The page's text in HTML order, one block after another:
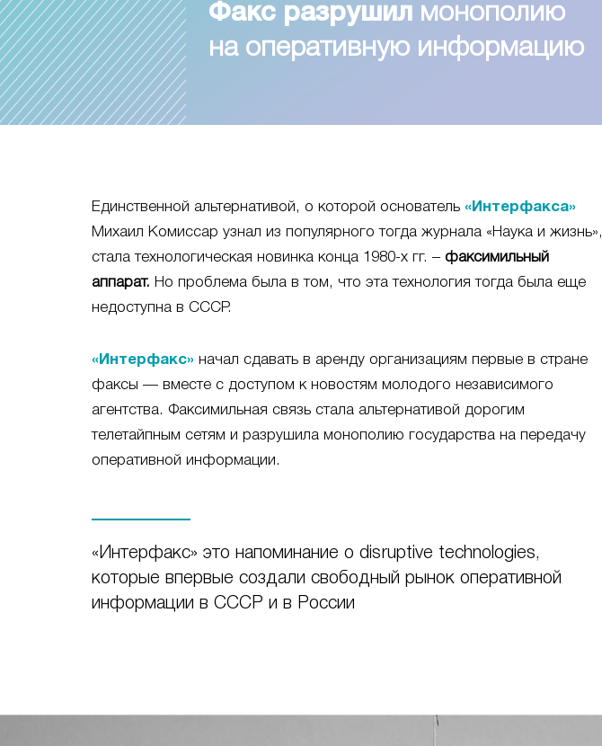
Факс разрушил
монополию
на оперативную информацию
Единственной альтернативой, о которой основатель «Интерфакса»
Михаил Комиссар узнал из популярного тогда журнала «Наука и жизнь»,
стала технологическая новинка конца 1980-х гг. – факсимильный
аппарат. Но проблема была в том, что эта технология тогда была еще
недоступна в СССР.
«Интерфакс» начал сдавать в аренду организациям первые в стране
факсы — вместе с доступом к новостям молодого независимого
агентства. Факсимильная связь стала альтернативой дорогим
телетайпным сетям и разрушила монополию государства на передачу
оперативной информации.
«Интерфакс» это напоминание о disruptive technologies,
которые впервые создали свободный рынок оперативной
информации в СССР и в России